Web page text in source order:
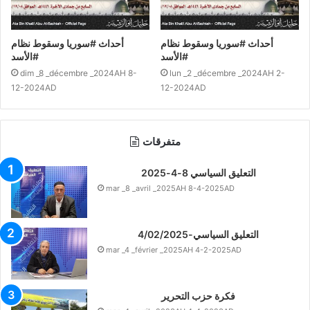
مدير الاستخبارات المركزية الأمريكية ويليام بيرنز في كانون الثاني/
يناير 2023 والتقى بحفتر في بنغازي والدبيبة في طرابلس.
كما تزايد ضغط القيادة العسكرية الأمريكية في أفريقيا، حيث زار قائد
الأفريكوم الفريق أول « مايكل لانجلي » تونس في 19/10/2022،
أنه تبادل مع رئيسها عبد المجيد تبون وجهات النظر التي ستشكل
وكان ذلك قبيل انعقاد مؤتمر رؤساء الأركان لجيوش دول قارة أفريقيا
في روما يوم 02/03/2023، أين اجتمع قائد الأفريكوم مع رئيس
الأركان الفريق أول محمد الحداد، ورئيس أركان قوات القيادة العامة
الفريق أول عبد الرازق الناظوري، من أجل بحث موضوع إنشاء وحدة
مشتركة كخطوة أولى لتوحيد الجيش الليبي.
في المقابل، فقد كانت شروط وإملاءات صندوق النقد الدولي ثم
سحب ملف تونس من اجتماعات مجلس إدارة الصندوق في كانون
أحداث #سوريا وسقوط نظام
#الأسد
dim _8 _décembre _2024AH 8-
12-2024AD
أحداث #سوريا وسقوط نظام
#الأسد
lun _2 _décembre _2024AH 2-
12-2024AD
متفرقات
التعليق السياسي 8-4-2025
mar _8 _avril _2025AH 8-4-2025AD
التعليق السياسي-4/02/2025
mar _4 _février _2025AH 4-2-2025AD
فكرة حزب التحرير